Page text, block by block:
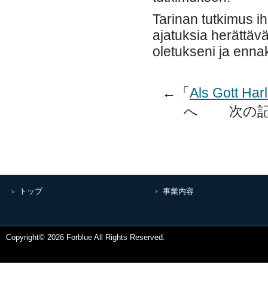
Tarinan tutkimus
ajatuksia
oletukseni ja
←「Als Gott
へ 次の記
トップ 事業内容
Copyright© 2026 Forblue All Rights Reserved.